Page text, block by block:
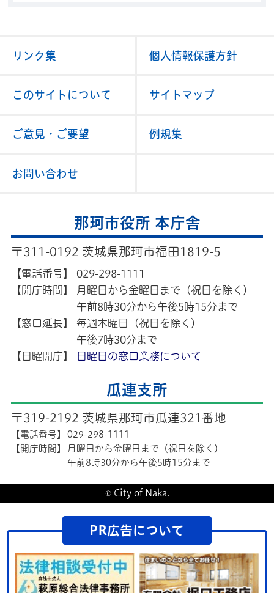
リンク集 個人情報保護方針
このサイトについて サイトマップ
ご意見・ご要望 例規集
お問い合わせ
那珂市役所 本庁舎
〒311-0192 茨城県那珂市福田1819-5
【電話番号】
029-298-1111
【開庁時間】
月曜日から金曜日まで（祝日を除く）
午前8時30分から午後5時15分まで
【窓口延長】
毎週木曜日（祝日を除く）
午後7時30分まで
【日曜開庁】
日曜日の窓口業務について
瓜連支所
〒319-2192 茨城県那珂市瓜連321番地
【電話番号】
029-298-1111
【開庁時間】
月曜日から金曜日まで（祝日を除く）
午前8時30分から午後5時15分まで
© City of Naka.
PR広告について